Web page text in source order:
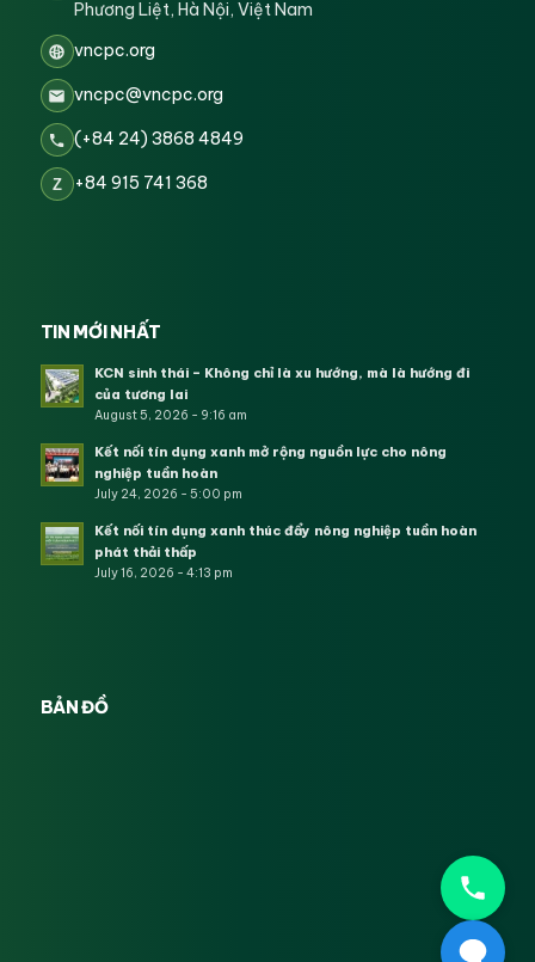
Phương Liệt, Hà Nội, Việt Nam
vncpc.org
vncpc@vncpc.org
(+84 24) 3868 4849
Z +84 915 741 368
TIN MỚI NHẤT
KCN sinh thái – Không chỉ là xu hướng, mà là hướng đi
của tương lai
August 5, 2026 - 9:16 am
Kết nối tín dụng xanh mở rộng nguồn lực cho nông
nghiệp tuần hoàn
July 24, 2026 - 5:00 pm
Kết nối tín dụng xanh thúc đẩy nông nghiệp tuần hoàn
phát thải thấp
July 16, 2026 - 4:13 pm
BẢN ĐỒ